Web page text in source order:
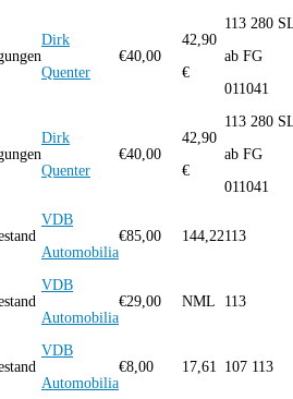
Dirk
Quenter
€40,00
42,90
€
113 280
ab FG
011041
Dirk
Quenter
€40,00
42,90
€
113 280
ab FG
011041
VDB
Automobilia
€85,00 144,22113
VDB
Automobilia
€29,00 NML 113
VDB
Automobilia
€8,00 17,61 107 113